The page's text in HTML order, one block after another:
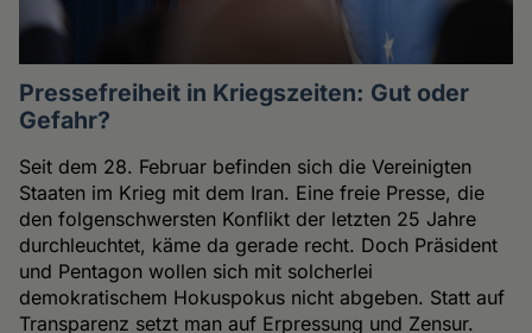
Pressefreiheit in Kriegszeiten: Gut oder
Gefahr?
Seit dem 28. Februar befinden sich die Vereinigten
Staaten im Krieg mit dem Iran. Eine freie Presse, die
den folgenschwersten Konflikt der letzten 25 Jahre
durchleuchtet, käme da gerade recht. Doch Präsident
und Pentagon wollen sich mit solcherlei
demokratischem Hokuspokus nicht abgeben. Statt auf
Transparenz setzt man auf Erpressung und Zensur.